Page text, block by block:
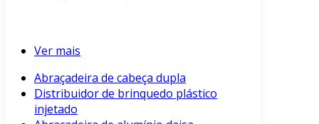
Ver mais
Abraçadeira de cabeça dupla
Distribuidor de brinquedo plástico
injetado